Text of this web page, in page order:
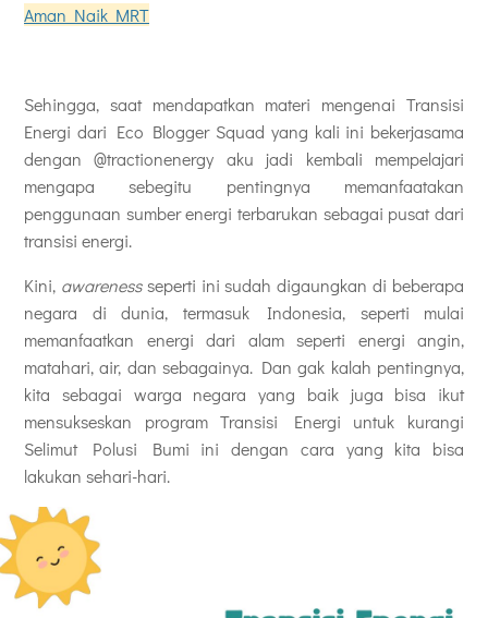
Aman Naik MRT
Sehingga, saat mendapatkan materi mengenai Transisi
Energi dari Eco Blogger Squad yang kali ini bekerjasama
dengan @tractionenergy aku jadi kembali mempelajari
mengapa sebegitu pentingnya memanfaatakan
penggunaan sumber energi terbarukan sebagai pusat dari
transisi energi.
Kini, awarenessseperti ini sudah digaungkan di beberapa
negara di dunia, termasuk Indonesia, seperti mulai
memanfaatkan energi dari alam seperti energi angin,
matahari, air, dan sebagainya. Dan gak kalah pentingnya,
kita sebagai warga negara yang baik juga bisa ikut
mensukseskan program Transisi Energi untuk kurangi
Selimut Polusi Bumi ini dengan cara yang kita bisa
lakukan sehari-hari.